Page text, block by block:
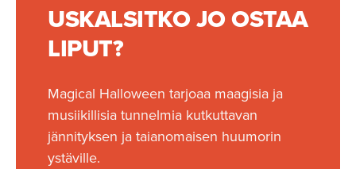
USKALSITKO JO OSTAA
LIPUT?
Magical Halloween tarjoaa maagisia ja
musiikil­lisia tunnelmia kutkuttavan
jännityksen ja taianomaisen huumorin
ystäville.